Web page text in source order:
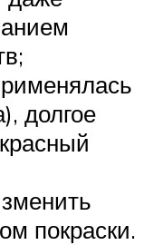
долгое
покраски.